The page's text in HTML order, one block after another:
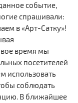
событие,
спрашивали:
в «Арт-Сатку»!
время мы
посетителей
использовать
соблюдать
В ближайшее